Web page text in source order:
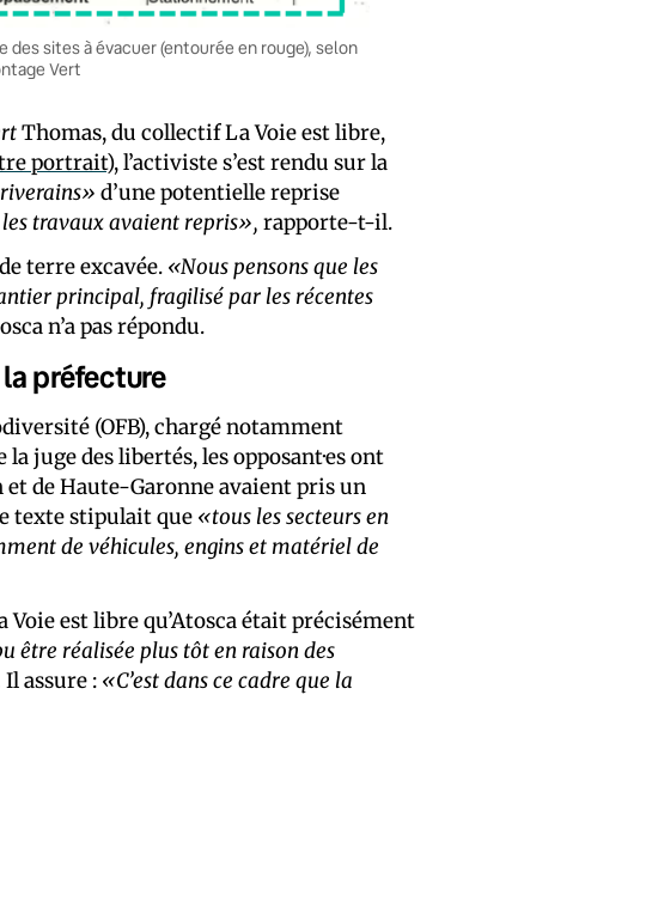
sites à évacuer (entourée en rouge), selon
Vert
Thomas, du collectif La Voie est libre,
portrait), l’activiste s’est rendu sur la
d’une potentielle reprise
travaux avaient repris», rapporte-t-il.
terre excavée. «Nous pensons que les
principal, fragilisé par les récentes
n’a pas répondu.
préfecture
(OFB), chargé notamment
juge des libertés, les opposant·es ont
de Haute-Garonne avaient pris un
texte stipulait que «tous les secteurs en
de véhicules, engins et matériel de
est libre qu’Atosca était précisément
être réalisée plus tôt en raison des
Il assure : «C’est dans ce cadre que la